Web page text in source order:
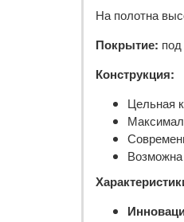
На полотна
Покрытие:
Конструкция:
Цельная